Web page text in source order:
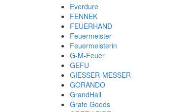
Everdure
FENNEK
FEUERHAND
Feuermeister
Feuermeisterin
G-M-Feuer
GEFU
GIESSER-MESSER
GORANDO
GrandHall
Grate Goods